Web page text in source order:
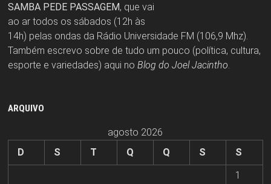
SAMBA PEDE PASSAGEM, que vai
ao ar todos os sábados (12h às
14h) pelas ondas da Rádio Universidade FM (106,9 Mhz).
Também escrevo sobre de tudo um pouco (política, cultura,
esporte e variedades) aqui no Blog do Joel Jacintho.
ARQUIVO
agosto 2026
D
S T Q Q S
S
1